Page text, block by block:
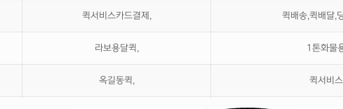
퀵서비스카드결제, 퀵배송,퀵배달,
라보용달퀵, 1톤화물
옥길동퀵, 퀵서비